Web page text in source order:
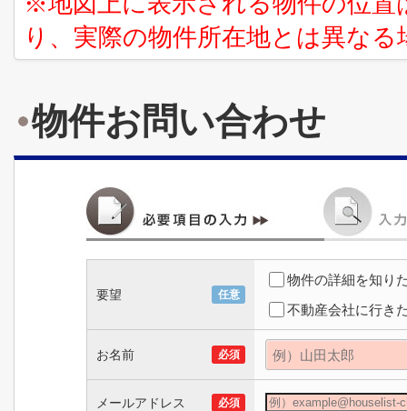
り、実際の物件所在地とは異な
物件お問い合わせ
要望 任意
物件の詳細を知り
不動産会社に行き
お名前 必須
メールアドレス 必須